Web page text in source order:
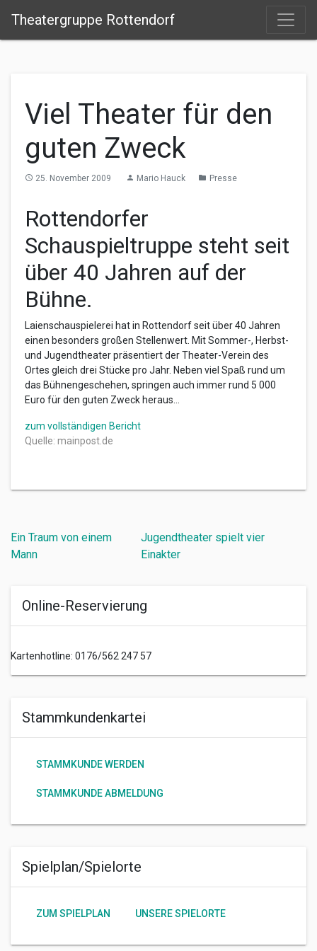
Theatergruppe Rottendorf
Viel Theater für den
guten Zweck
access_time 25. November 2009 person Mario Hauck folder Presse
Rottendorfer
Schauspieltruppe steht seit
über 40 Jahren auf der
Bühne.
Laienschauspielerei hat in Rottendorf seit über 40 Jahren
einen besonders großen Stellenwert. Mit Sommer-, Herbst-
und Jugendtheater präsentiert der Theater-Verein des
Ortes gleich drei Stücke pro Jahr. Neben viel Spaß rund um
das Bühnengeschehen, springen auch immer rund 5 000
Euro für den guten Zweck heraus…
zum vollständigen Bericht
Quelle: mainpost.de
Beitragsnavigation
Ein Traum von einem
Mann
Jugendtheater spielt vier
Einakter
Online-Reservierung
Kartenhotline: 0176/562 247 57
Stammkundenkartei
STAMMKUNDE WERDEN
STAMMKUNDE ABMELDUNG
Spielplan/Spielorte
ZUM SPIELPLAN UNSERE SPIELORTE